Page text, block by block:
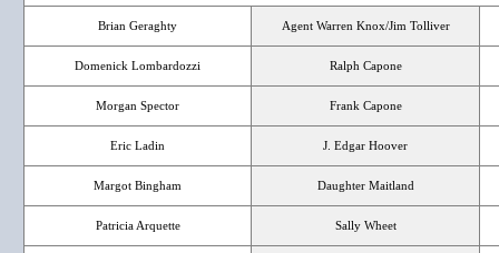
Brian Geraghty Agent Warren Knox/Jim Tolliver
Domenick Lombardozzi Ralph Capone
Morgan Spector Frank Capone
Eric Ladin J. Edgar Hoover
Margot Bingham Daughter Maitland
Patricia Arquette Sally Wheet